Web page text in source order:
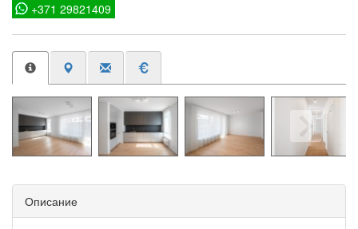
+371 29821409
Описание